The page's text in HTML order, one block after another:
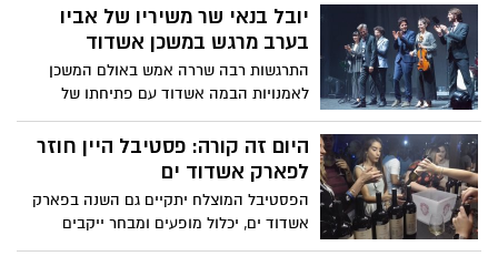
הראשון. יריד דוכנים, בר אלכוהול מפנק,
הופעות חיות ובעיקר - מסיבה ענקית ובלתי
נשכחת. צפו בתמונות מהערב המבדר של
השנה וברגע כניסתו לאולם של הכלב
המפורסם באשדוד, כשכולם שרים לו יחד...
יובל בנאי שר משיריו של אביו
בערב מרגש במשכן אשדוד
התרגשות רבה שררה אמש באולם המשכן
לאמנויות הבמה אשדוד עם פתיחתו של
פסטיבל אושפיזין מוזיקלי 2019 במופע "יובל
שר יוסי", בו הקדיש סולן להקת משינה האחד
והיחיד ערב שלם לשיריו של אביו שמלווים
התאפשר לקהל לחזור אל העבר עם השירים
עליהם גדלו ולהתרפק על זיכרון ישן וטוב
היום זה קורה: פסטיבל היין חוזר
לפארק אשדוד ים
הפסטיבל המוצלח יתקיים גם השנה בפארק
אשדוד ים, יכלול מופעים ומבחר ייקבים
שיציגו את היינות המובחרים